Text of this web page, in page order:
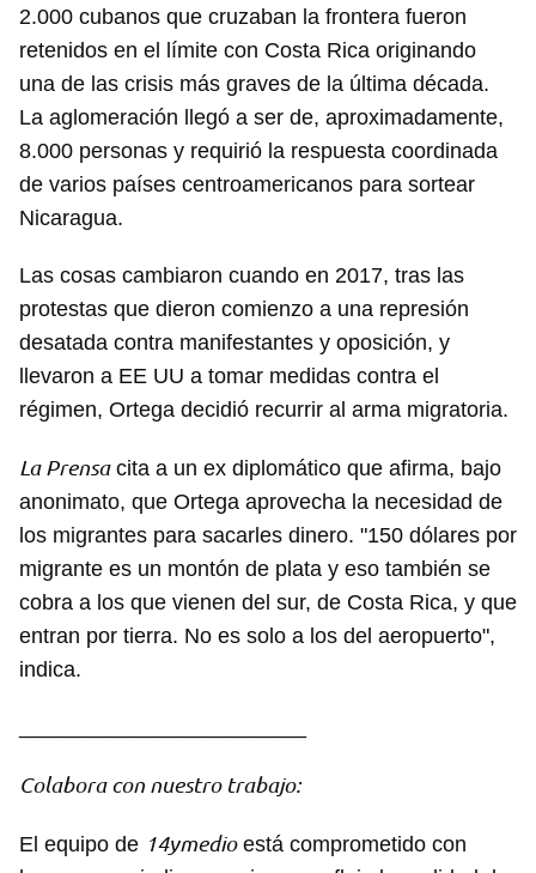
2.000 cubanos que cruzaban la frontera fueron
retenidos en el límite con Costa Rica originando
una de las crisis más graves de la última década.
La aglomeración llegó a ser de, aproximadamente,
8.000 personas y requirió la respuesta coordinada
de varios países centroamericanos para sortear
Nicaragua.
Las cosas cambiaron cuando en 2017, tras las
protestas que dieron comienzo a una represión
desatada contra manifestantes y oposición, y
llevaron a EE UU a tomar medidas contra el
régimen, Ortega decidió recurrir al arma migratoria.
La Prensacita a un ex diplomático que afirma, bajo
anonimato, que Ortega aprovecha la necesidad de
los migrantes para sacarles dinero. "150 dólares por
migrante es un montón de plata y eso también se
cobra a los que vienen del sur, de Costa Rica, y que
entran por tierra. No es solo a los del aeropuerto",
indica.
Colabora con nuestro trabajo:
El equipo de 14ymedioestá comprometido con